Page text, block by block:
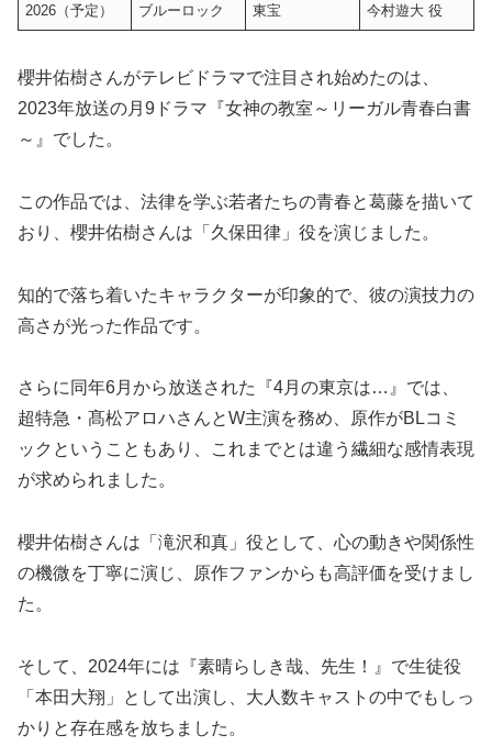
2026（予定） ブルーロック 東宝 今村遊大 役
櫻井佑樹さんがテレビドラマで注目され始めたのは、
2023年放送の月9ドラマ『女神の教室～リーガル青春白書
～』でした。
この作品では、法律を学ぶ若者たちの青春と葛藤を描いて
おり、櫻井佑樹さんは「久保田律」役を演じました。
知的で落ち着いたキャラクターが印象的で、彼の演技力の
高さが光った作品です。
さらに同年6月から放送された『4月の東京は…』では、
超特急・髙松アロハさんとW主演を務め、原作がBLコミ
ックということもあり、これまでとは違う繊細な感情表現
が求められました。
櫻井佑樹さんは「滝沢和真」役として、心の動きや関係性
の機微を丁寧に演じ、原作ファンからも高評価を受けまし
た。
そして、2024年には『素晴らしき哉、先生！』で生徒役
「本田大翔」として出演し、大人数キャストの中でもしっ
かりと存在感を放ちました。